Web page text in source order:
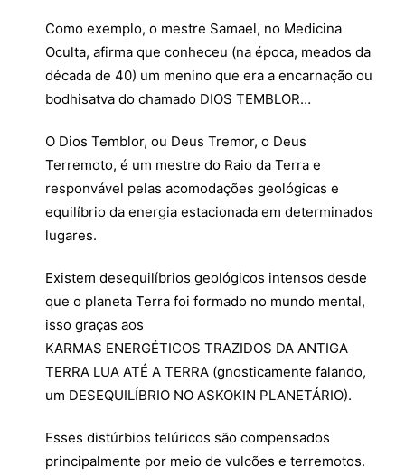
Como exemplo, o mestre Samael, no Medicina
Oculta, afirma que conheceu (na época, meados da
década de 40) um menino que era a encarnação ou
bodhisatva do chamado DIOS TEMBLOR…
O Dios Temblor, ou Deus Tremor, o Deus
Terremoto, é um mestre do Raio da Terra e
responvável pelas acomodações geológicas e
equilíbrio da energia estacionada em determinados
lugares.
Existem desequilíbrios geológicos intensos desde
que o planeta Terra foi formado no mundo mental,
isso graças aos
KARMAS ENERGÉTICOS TRAZIDOS DA ANTIGA
TERRA LUA ATÉ A TERRA (gnosticamente falando,
um DESEQUILÍBRIO NO ASKOKIN PLANETÁRIO).
Esses distúrbios telúricos são compensados
principalmente por meio de vulcões e terremotos.